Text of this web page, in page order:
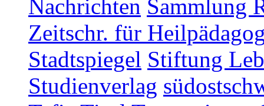
Nachrichten Sammlung
Zeitschr. für
Stadtspiegel Stiftung
Studienverlag